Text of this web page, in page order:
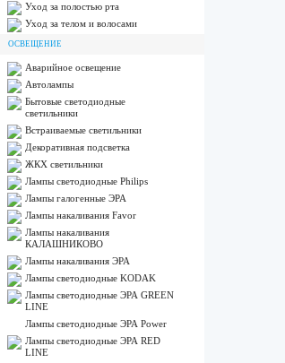
Уход за полостью рта
Уход за телом и волосами
ОСВЕЩЕНИЕ
Аварийное освещение
Автолампы
Бытовые светодиодные
светильники
Встраиваемые светильники
Декоративная подсветка
ЖКХ светильники
Лампы cветодиодные Philips
Лампы галогенные ЭРА
Лампы накаливания Favor
Лампы накаливания
КАЛАШНИКОВО
Лампы накаливания ЭРА
Лампы светодиодные KODAK
Лампы светодиодные ЭРА GREEN
LINE
Лампы светодиодные ЭРА Power
Лампы светодиодные ЭРА RED
LINE